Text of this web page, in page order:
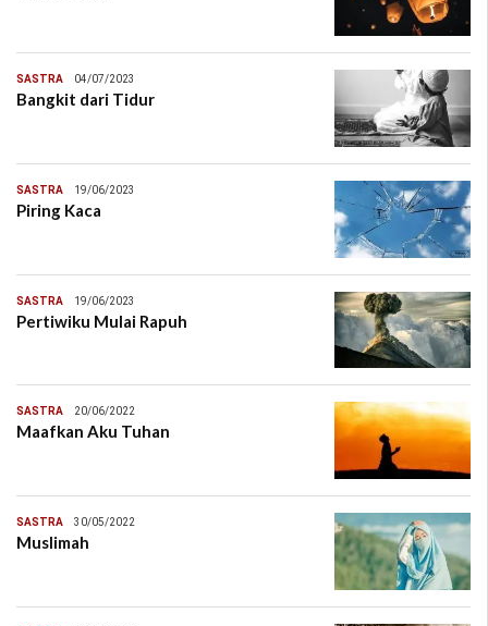
SASTRA 04/07/2023
Bangkit dari Tidur
SASTRA 19/06/2023
Piring Kaca
SASTRA 19/06/2023
Pertiwiku Mulai Rapuh
SASTRA 20/06/2022
Maafkan Aku Tuhan
SASTRA 30/05/2022
Muslimah